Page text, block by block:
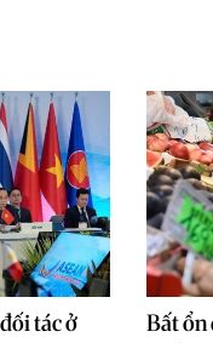
tác ở
Bất